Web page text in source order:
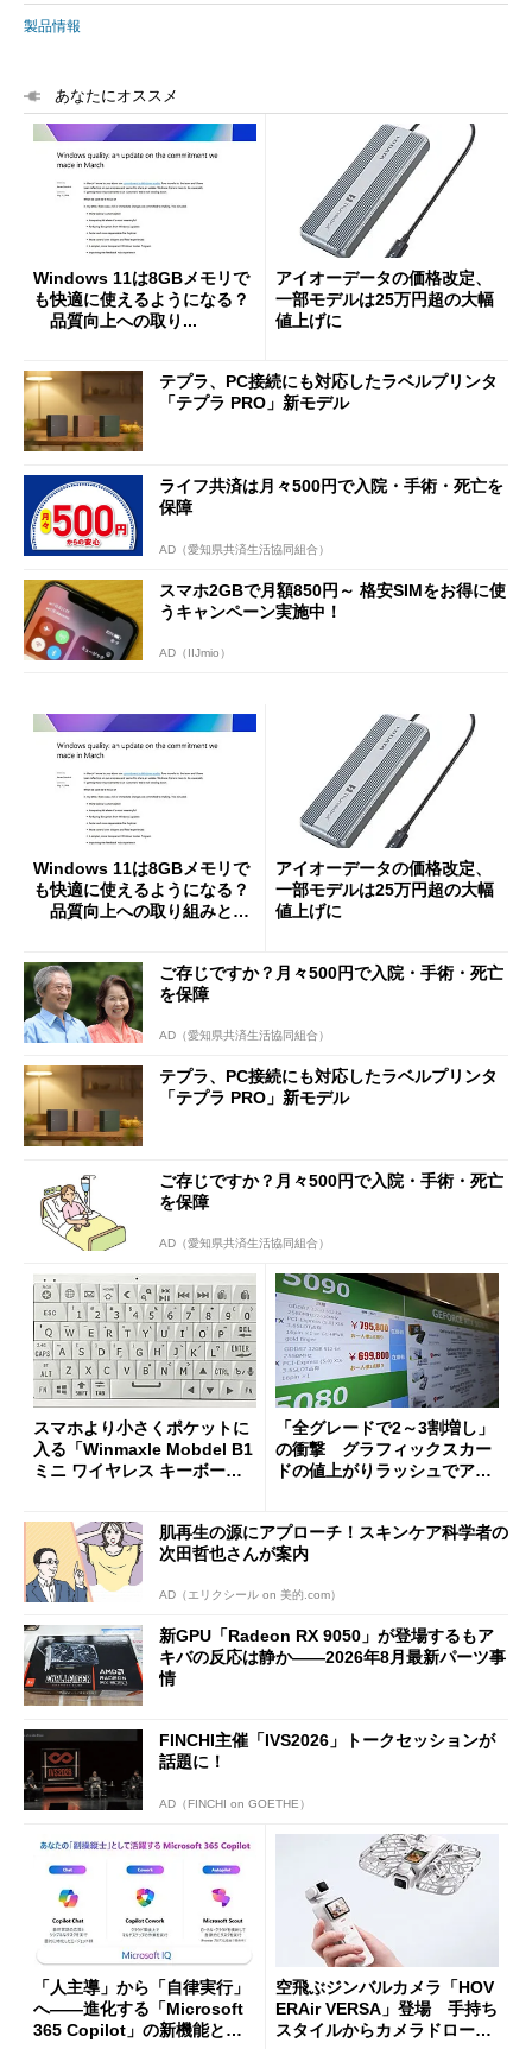
製品情報
あなたにオススメ
Windows 11は8GBメモリで
も快適に使えるようになる？
品質向上への取り...
アイオーデータの価格改定、
一部モデルは25万円超の大幅
値上げに
テプラ、PC接続にも対応したラベルプリンタ
「テプラ PRO」新モデル
ライフ共済は月々500円で入院・手術・死亡を
保障
AD（愛知県共済生活協同組合）
スマホ2GBで月額850円～ 格安SIMをお得に使
うキャンペーン実施中！
AD（IIJmio）
Windows 11は8GBメモリで
も快適に使えるようになる？
品質向上への取り組みと
アイオーデータの価格改定、
一部モデルは25万円超の大幅
値上げに
ご存じですか？月々500円で入院・手術・死亡
を保障
AD（愛知県共済生活協同組合）
テプラ、PC接続にも対応したラベルプリンタ
「テプラ PRO」新モデル
ご存じですか？月々500円で入院・手術・死亡
を保障
AD（愛知県共済生活協同組合）
スマホより小さくポケットに
入る「Winmaxle Mobdel B1
ミニ ワイヤレス キーボー
「全グレードで2～3割増し」
の衝撃 グラフィックスカー
ドの値上がりラッシュでアキ
肌再生の源にアプローチ！スキンケア科学者の
次田哲也さんが案内
AD（エリクシール on 美的.com）
新GPU「Radeon RX 9050」が登場するもア
キバの反応は静か――2026年8月最新パーツ事
情
FINCHI主催「IVS2026」トークセッションが
話題に！
AD（FINCHI on GOETHE）
「人主導」から「自律実行」
へ――進化する「Microsoft
365 Copilot」の新機能とエ
空飛ぶジンバルカメラ「HOV
ERAir VERSA」登場 手持ち
スタイルからカメラドローン